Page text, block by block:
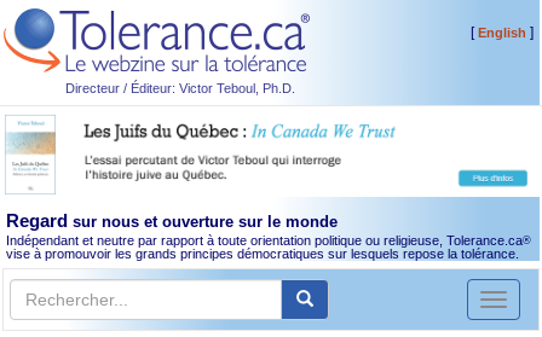
Directeur / Éditeur: Victor Teboul, Ph.D.
[English ]
Regard sur nous et ouverture sur le monde
Indépendant et neutre par rapport à toute orientation politique ou religieuse, Tolerance.ca®
vise à promouvoir les grands principes démocratiques sur lesquels repose la tolérance.
Toggle